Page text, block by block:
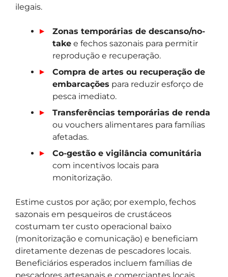
ilegais.
Zonas temporárias de descanso/no-
take e fechos sazonais para permitir
reprodução e recuperação.
Compra de artes ou recuperação de
embarcações para reduzir esforço de
pesca imediato.
Transferências temporárias de renda
ou vouchers alimentares para famílias
afetadas.
Co-gestão e vigilância comunitária
com incentivos locais para
monitorização.
Estime custos por ação; por exemplo, fechos
sazonais em pesqueiros de crustáceos
costumam ter custo operacional baixo
(monitorização e comunicação) e beneficiam
diretamente dezenas de pescadores locais.
Beneficiários esperados incluem famílias de